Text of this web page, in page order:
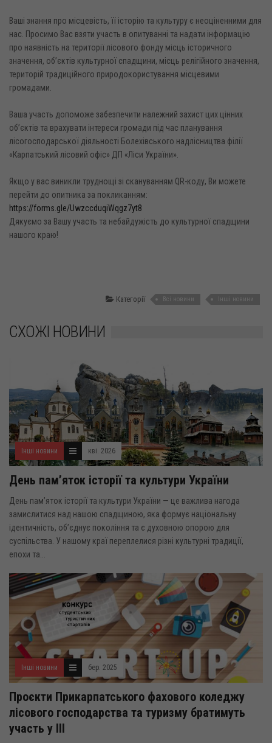
Ваші знання про місцевість, її історію та культуру є неоціненними для
нас. Просимо Вас взяти участь в опитуванні та надати інформацію
про наявність на території лісового фонду місць історичного
значення, об’єктів культурної спадщини, місць релігійного значення,
територій традиційного природокористування місцевими
громадами.
Ваша участь допоможе забезпечити належний захист цих цінних
об’єктів та врахувати інтереси громади під час планування
лісогосподарської діяльності Болехівського надлісництва філії
«Карпатський лісовий офіс» ДП «Ліси України».
Якщо у вас виникли труднощі зі скануванням QR-коду, Ви можете
перейти до опитника за покликанням:
https://forms.gle/UwzccduqiWqgz7yt8
Дякуємо за Вашу участь та небайдужість до культурної спадщини
нашого краю!
Категорії Всі новини Інші новини
СХОЖІ НОВИНИ
Інші новини кві. 2026
День пам’яток історії та культури України
День пам’яток історії та культури України — це важлива нагода
замислитися над нашою спадщиною, яка формує національну
ідентичність, об’єднує покоління та є духовною опорою для
суспільства. У нашому краї переплелися різні культурні традиції,
епохи та...
Інші новини бер. 2025
Проєкти Прикарпатського фахового коледжу
лісового господарства та туризму братимуть
участь у ІІІ